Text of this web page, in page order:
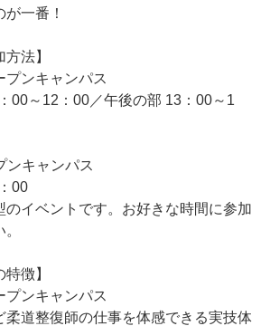
一番！
方法】
ンキャンパス
00～12：00／午後の部 13：00～1
キャンパス
00
イベントです。お好きな時間に参加
特徴】
ンキャンパス
柔道整復師の仕事を体感できる実技体